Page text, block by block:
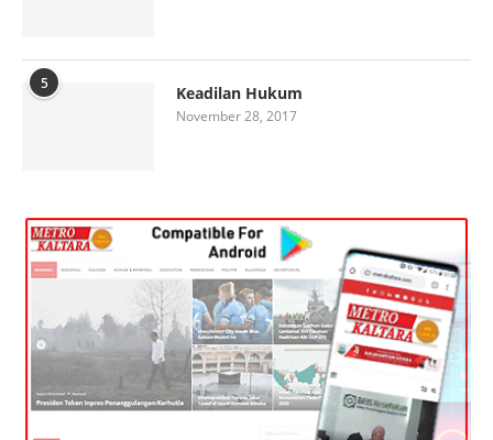
5 Keadilan Hukum
November 28, 2017